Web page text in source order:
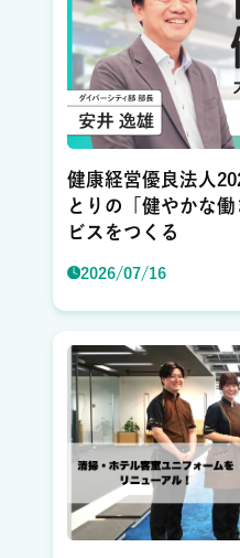
健康経営優良法人
とりの「健やかな
ビスをつくる
2026/07/16